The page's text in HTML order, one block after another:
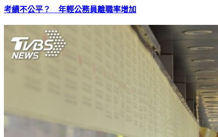
考績不公平？ 年輕公務員離職率增加